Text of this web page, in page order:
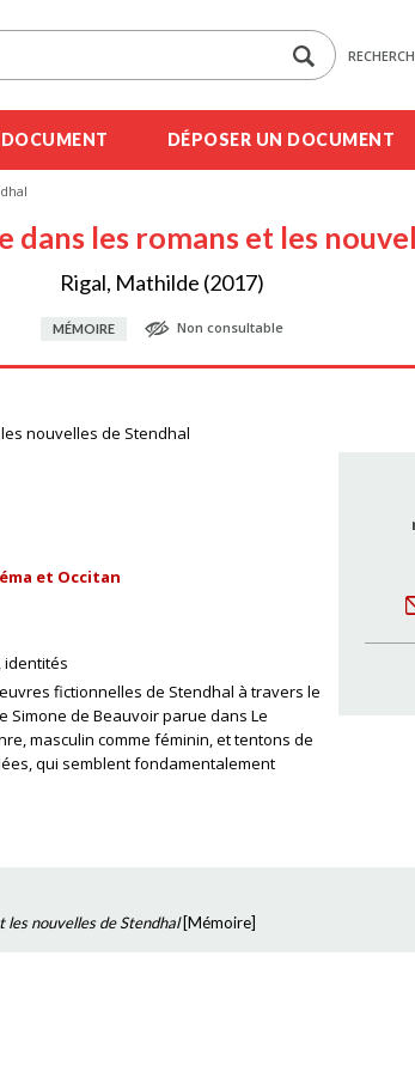
DÉPOSER UN DOCUMENT
dans les romans et les
Rigal, Mathilde (2017)
MÉMOIRE Non consultable
nouvelles de Stendhal
et Occitan
identités
fictionnelles de Stendhal à travers le
de Beauvoir parue dans Le
masculin comme féminin, et tentons de
qui semblent fondamentalement
les nouvelles de Stendhal[Mémoire]